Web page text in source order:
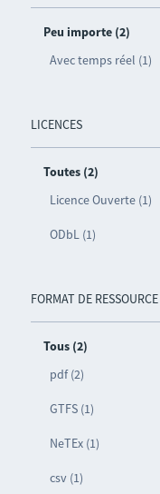
Peu importe (2)
Avec temps réel (1)
LICENCES
Toutes (2)
Licence Ouverte (1)
ODbL (1)
FORMAT DE RESSOURCE
Tous (2)
pdf (2)
GTFS (1)
NeTEx (1)
csv (1)